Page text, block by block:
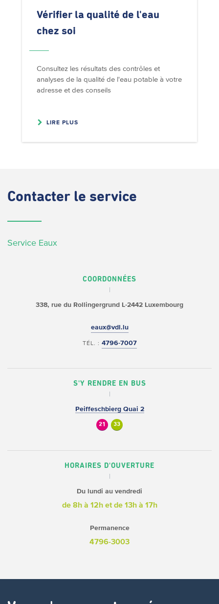
Vérifier la qualité de l'eau
chez soi
Consultez les résultats des contrôles et
analyses de la qualité de l'eau potable à votre
adresse et des conseils
LIRE PLUS
Contacter le service
Service Eaux
COORDONNÉES
338, rue du Rollingergrund L-2442 Luxembourg
eaux@vdl.lu
TÉL. : 4796-7007
S'Y RENDRE EN BUS
Peiffeschbierg Quai 2
21 33
HORAIRES D'OUVERTURE
Du lundi au vendredi
de 8h à 12het de 13h à 17h
Permanence
4796-3003